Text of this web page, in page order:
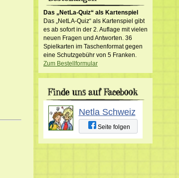
Das „NetLa-Quiz“ als Kartenspiel
Das „NetLA-Quiz“ als Kartenspiel gibt
es ab sofort in der 2. Auflage mit vielen
neuen Fragen und Antworten. 36
Spielkarten im Taschenformat gegen
eine Schutzgebühr von 5 Franken.
Zum Bestellformular
Netla Schweiz
Seite folgen